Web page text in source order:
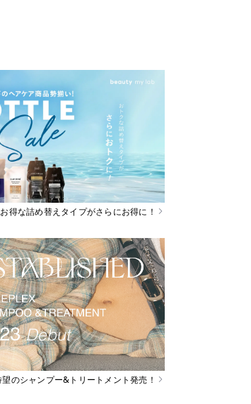
お得な詰め替えタイプがさらにお得に！
望のシャンプー&トリートメント発売！